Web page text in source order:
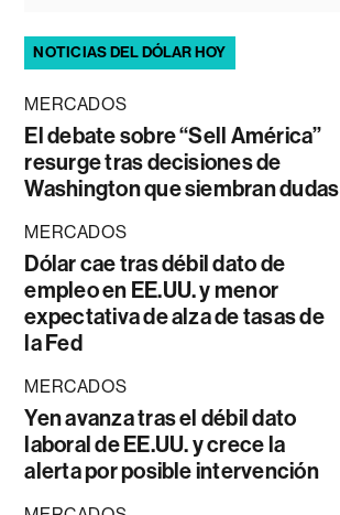
NOTICIAS DEL DÓLAR HOY
MERCADOS
El debate sobre “Sell América”
resurge tras decisiones de
Washington que siembran dudas
MERCADOS
Dólar cae tras débil dato de
empleo en EE.UU. y menor
expectativa de alza de tasas de
la Fed
MERCADOS
Yen avanza tras el débil dato
laboral de EE.UU. y crece la
alerta por posible intervención